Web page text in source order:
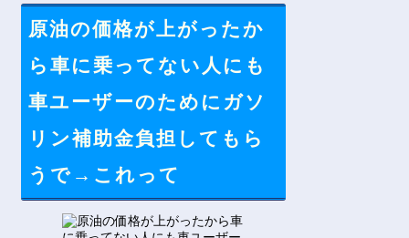
Powered by livedoor 相互RSS
原油の価格が上がったか
ら車に乗ってない人にも
車ユーザーのためにガソ
リン補助金負担してもら
うで→これって